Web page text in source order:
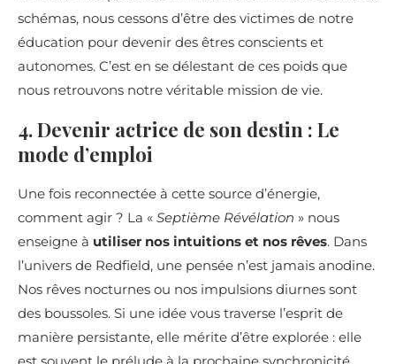
schémas, nous cessons d’être des victimes de notre
éducation pour devenir des êtres conscients et
autonomes. C’est en se délestant de ces poids que
nous retrouvons notre véritable mission de vie.
4. Devenir actrice de son destin : Le
mode d’emploi
Une fois reconnectée à cette source d’énergie,
comment agir ? La « Septième Révélation » nous
enseigne à utiliser nos intuitions et nos rêves. Dans
l’univers de Redfield, une pensée n’est jamais anodine.
Nos rêves nocturnes ou nos impulsions diurnes sont
des boussoles. Si une idée vous traverse l’esprit de
manière persistante, elle mérite d’être explorée : elle